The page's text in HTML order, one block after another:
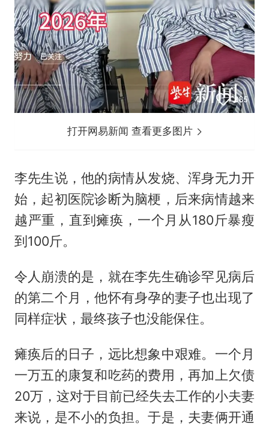
打开网易新闻 查看更多图片
李先生说，他的病情从发烧、浑身无力开
始，起初医院诊断为脑梗，后来病情越来
越严重，直到瘫痪，一个月从180斤暴瘦
到100斤。
令人崩溃的是，就在李先生确诊罕见病后
的第二个月，他怀有身孕的妻子也出现了
同样症状，最终孩子也没能保住。
瘫痪后的日子，远比想象中艰难。一个月
一万五的康复和吃药的费用，再加上欠债
20万，这对于目前已经失去工作的小夫妻
来说，是不小的负担。于是，夫妻俩开通